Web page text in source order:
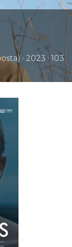
· 2023 · 103